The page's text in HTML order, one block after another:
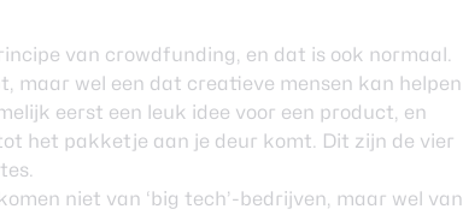
van crowdfunding, en dat is ook normaal.
maar wel een dat creatieve mensen kan helpen
eerst een leuk idee voor een product, en
het pakketje aan je deur komt. Dit zijn de vier
niet van ‘big tech’-bedrijven, maar wel van